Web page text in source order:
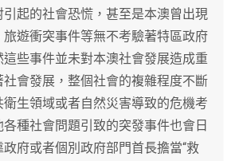
起的社會恐慌，甚至是本澳曾出現
遊衝突事件等無不考驗著特區政府
些事件並未對本澳社會發展造成重
會發展，整個社會的複雜程度不斷
生領域或者自然災害導致的危機考
種社會問題引致的突發事件也會日
府或者個別政府部門首長擔當“救